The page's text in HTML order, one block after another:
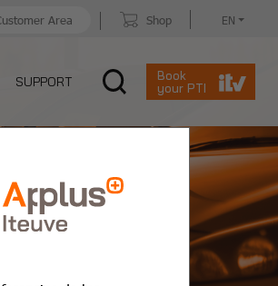
Area Shop EN
SUPPORT
Book
your PTI